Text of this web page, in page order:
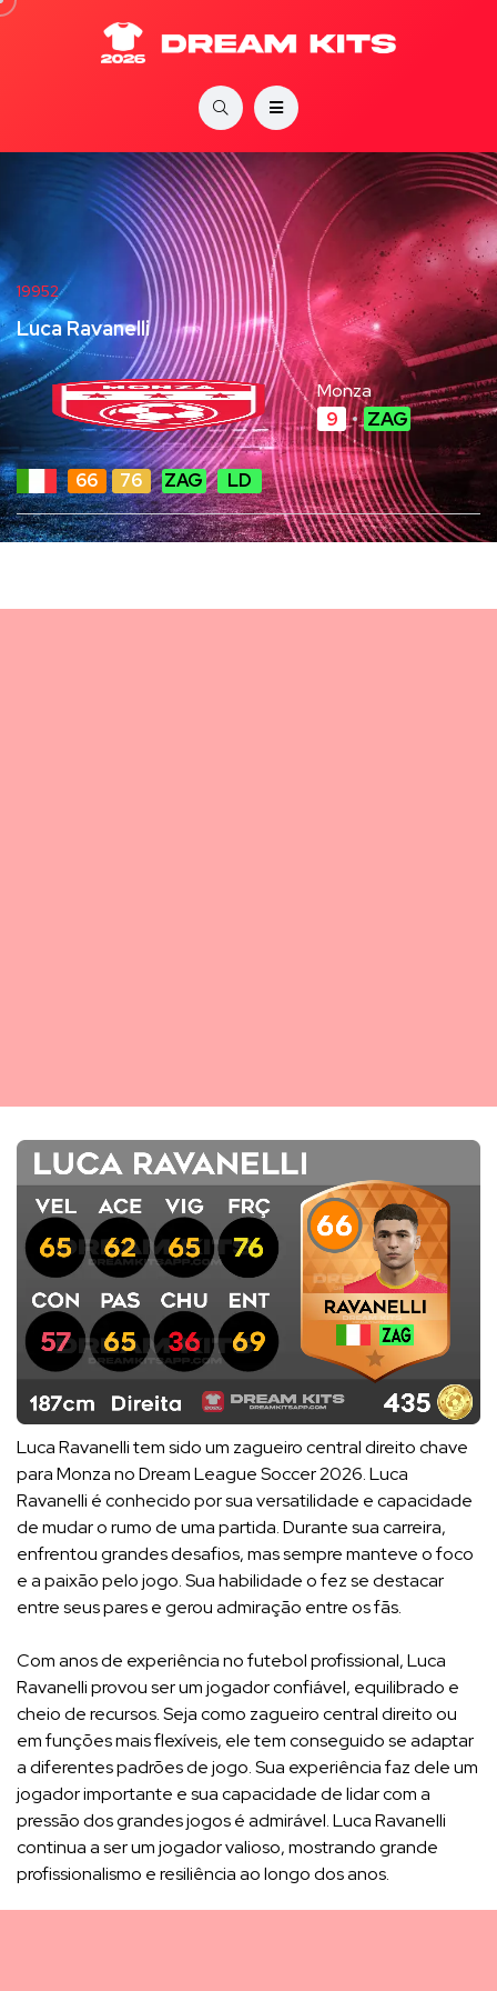
19952
Luca Ravanelli
Monza
9 ZAG
66 76 ZAG LD
Luca Ravanelli tem sido um zagueiro central direito chave
para Monza no Dream League Soccer 2026. Luca
Ravanelli é conhecido por sua versatilidade e capacidade
de mudar o rumo de uma partida. Durante sua carreira,
enfrentou grandes desafios, mas sempre manteve o foco
e a paixão pelo jogo. Sua habilidade o fez se destacar
entre seus pares e gerou admiração entre os fãs.
Com anos de experiência no futebol profissional, Luca
Ravanelli provou ser um jogador confiável, equilibrado e
cheio de recursos. Seja como zagueiro central direito ou
em funções mais flexíveis, ele tem conseguido se adaptar
a diferentes padrões de jogo. Sua experiência faz dele um
jogador importante e sua capacidade de lidar com a
pressão dos grandes jogos é admirável. Luca Ravanelli
continua a ser um jogador valioso, mostrando grande
profissionalismo e resiliência ao longo dos anos.